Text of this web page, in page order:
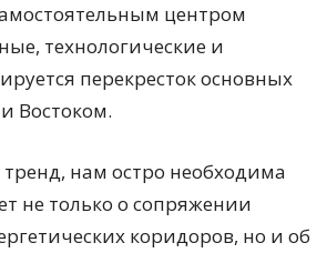
центром
технологические и
перекресток основных
Востоком.
нам остро необходима
не только о сопряжении
коридоров, но и об